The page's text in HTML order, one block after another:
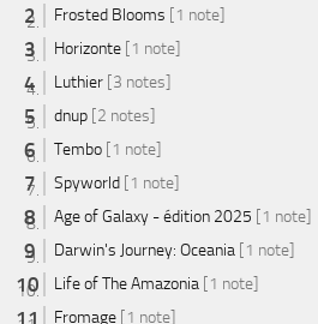
Frosted Blooms [1 note]
Horizonte [1 note]
Luthier [3 notes]
dnup [2 notes]
Tembo [1 note]
Spyworld [1 note]
Age of Galaxy - édition 2025 [1 note]
Darwin's Journey: Oceania [1 note]
Life of The Amazonia [1 note]
Fromage [1 note]